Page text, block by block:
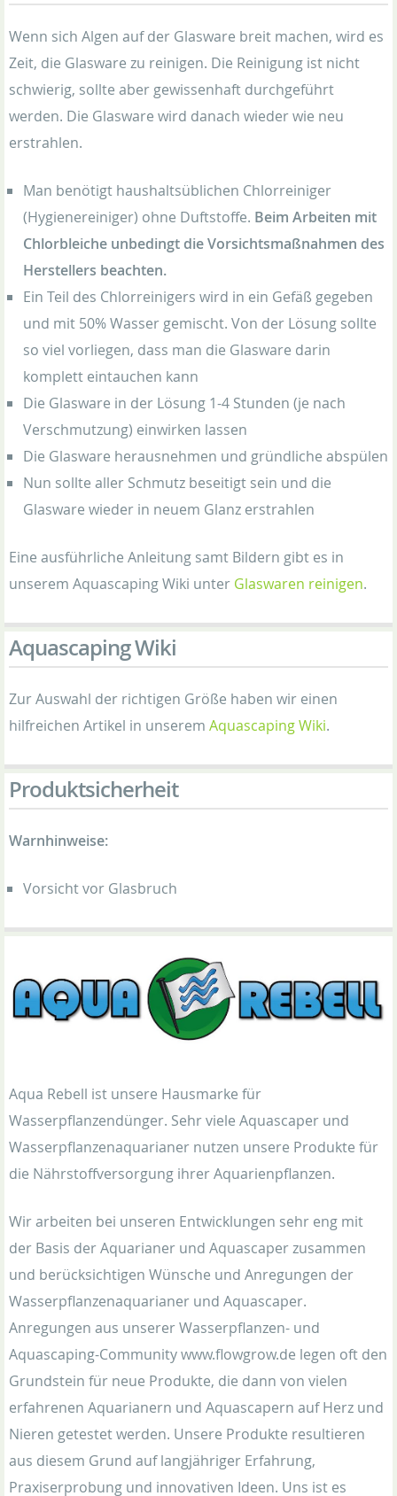
Wenn sich Algen auf der Glasware breit machen, wird es
Zeit, die Glasware zu reinigen. Die Reinigung ist nicht
schwierig, sollte aber gewissenhaft durchgeführt
werden. Die Glasware wird danach wieder wie neu
erstrahlen.
Man benötigt haushaltsüblichen Chlorreiniger
(Hygienereiniger) ohne Duftstoffe. Beim Arbeiten mit
Chlorbleiche unbedingt die Vorsichtsmaßnahmen des
Herstellers beachten.
Ein Teil des Chlorreinigers wird in ein Gefäß gegeben
und mit 50% Wasser gemischt. Von der Lösung sollte
so viel vorliegen, dass man die Glasware darin
komplett eintauchen kann
Die Glasware in der Lösung 1-4 Stunden (je nach
Verschmutzung) einwirken lassen
Die Glasware herausnehmen und gründliche abspülen
Nun sollte aller Schmutz beseitigt sein und die
Glasware wieder in neuem Glanz erstrahlen
Eine ausführliche Anleitung samt Bildern gibt es in
unserem Aquascaping Wiki unter Glaswaren reinigen.
Aquascaping Wiki
Zur Auswahl der richtigen Größe haben wir einen
hilfreichen Artikel in unserem Aquascaping Wiki.
Produktsicherheit
Warnhinweise:
Vorsicht vor Glasbruch
Aqua Rebell ist unsere Hausmarke für
Wasserpflanzendünger. Sehr viele Aquascaper und
Wasserpflanzenaquarianer nutzen unsere Produkte für
die Nährstoffversorgung ihrer Aquarienpflanzen.
Wir arbeiten bei unseren Entwicklungen sehr eng mit
der Basis der Aquarianer und Aquascaper zusammen
und berücksichtigen Wünsche und Anregungen der
Wasserpflanzenaquarianer und Aquascaper.
Anregungen aus unserer Wasserpflanzen- und
Aquascaping-Community www.flowgrow.de legen oft den
Grundstein für neue Produkte, die dann von vielen
erfahrenen Aquarianern und Aquascapern auf Herz und
Nieren getestet werden. Unsere Produkte resultieren
aus diesem Grund auf langjähriger Erfahrung,
Praxiserprobung und innovativen Ideen. Uns ist es